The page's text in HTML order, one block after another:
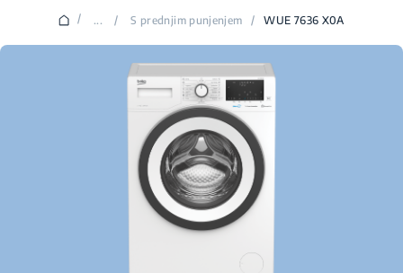
/ ... / S prednjim punjenjem / WUE 7636 X0A